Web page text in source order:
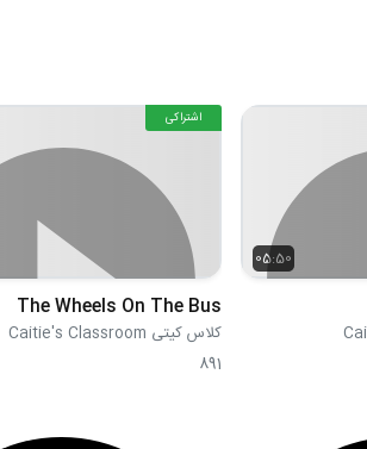
05:50
اشتراکی
The Wheels On The Bus
کلاس کیتی Caitie's Classroom
891